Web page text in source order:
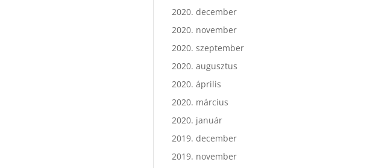
2020. december
2020. november
2020. szeptember
2020. augusztus
2020. április
2020. március
2020. január
2019. december
2019. november